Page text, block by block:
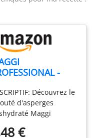
-
Instantanée -
de 700g
Découvrez le
d'asperges
Maggi
aux
€